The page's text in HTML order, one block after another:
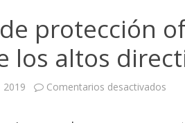
protección
los altos
2019 Comentarios desactivados